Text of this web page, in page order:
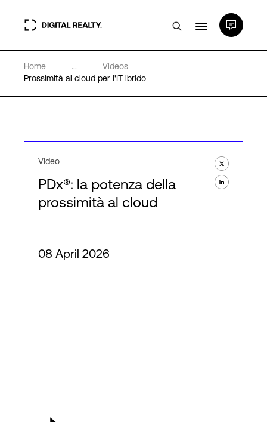
Data center
Competenze e Risorse
Language
Home ...
Videos
Prossimità al cloud per l'IT ibrido
Video
PDx®: la potenza della
prossimità al cloud
08 April 2026